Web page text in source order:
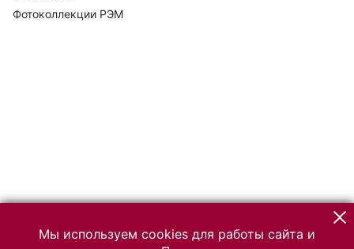
Фотоколлекции РЭМ
Мы используем cookies для работы сайта и